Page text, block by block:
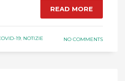
READ MORE
19, NOTIZIE NO COMMENTS